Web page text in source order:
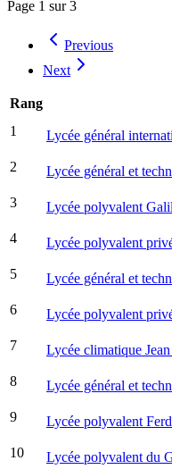
Page 1 sur3
Previous
Next
Rang
1
Lycée général
2 Lycée général et
3 Lycée polyvalent
4 Lycée polyvalent
5 Lycée général et
6 Lycée polyvalent
7 Lycée climatique
8 Lycée général et
9 Lycée polyvalent
10 Lycée polyvalent du